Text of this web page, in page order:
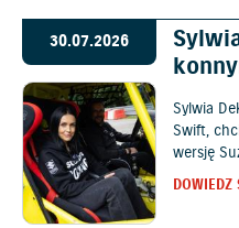
30.07.2026
Sylwia
Swift,
wersję
DOWIEDZ